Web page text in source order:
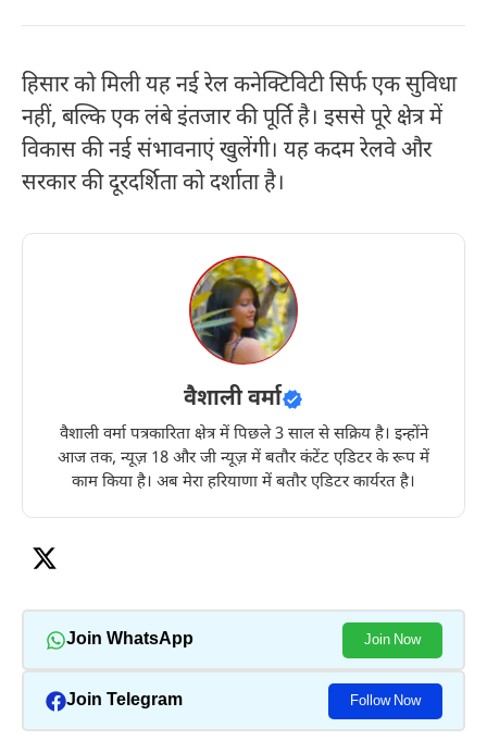
हिसार को मिली यह नई रेल कनेक्टिविटी सिर्फ एक सुविधा
नहीं, बल्कि एक लंबे इंतजार की पूर्ति है। इससे पूरे क्षेत्र में
विकास की नई संभावनाएं खुलेंगी। यह कदम रेलवे और
सरकार की दूरदर्शिता को दर्शाता है।
वैशाली वर्मा
वैशाली वर्मा पत्रकारिता क्षेत्र में पिछले 3 साल से सक्रिय है। इन्होंने
आज तक, न्यूज़ 18 और जी न्यूज़ में बतौर कंटेंट एडिटर के रूप में
काम किया है। अब मेरा हरियाणा में बतौर एडिटर कार्यरत है।
Join WhatsApp Join Now
Join Telegram Follow Now